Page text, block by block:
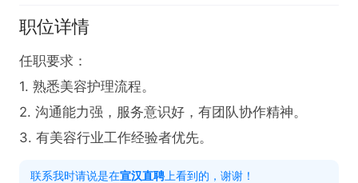
职位详情
任职要求：
1. 熟悉美容护理流程。
2. 沟通能力强，服务意识好，有团队协作精神。
3. 有美容行业工作经验者优先。
联系我时请说是在宣汉直聘 上看到的，谢谢！